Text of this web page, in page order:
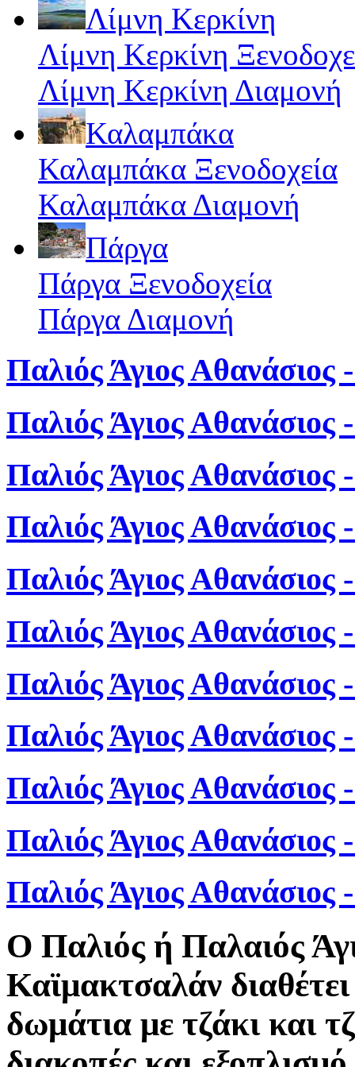
Λίμνη Κερκίνη
Λίμνη Κερκίνη
Λίμνη Κερκίνη Διαμονή
Καλαμπάκα
Καλαμπάκα Ξενοδοχεία
Καλαμπάκα Διαμονή
Πάργα
Πάργα Ξενοδοχεία
Πάργα Διαμονή
Παλιός Άγιος Αθανάσιος
Παλιός Άγιος Αθανάσιος
Παλιός Άγιος Αθανάσιος
Παλιός Άγιος Αθανάσιος
Παλιός Άγιος Αθανάσιος
Παλιός Άγιος Αθανάσιος
Παλιός Άγιος Αθανάσιος
Παλιός Άγιος Αθανάσιος
Παλιός Άγιος Αθανάσιος
Παλιός Άγιος
Παλιός Άγιος
Ο Παλιός ή Παλαιός
Καϊμακτσαλάν
δωμάτια με τζάκι και